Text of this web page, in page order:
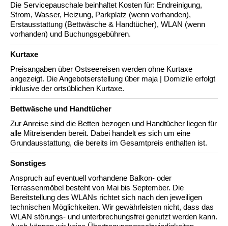
Die Servicepauschale beinhaltet Kosten für: Endreinigung,
Strom, Wasser, Heizung, Parkplatz (wenn vorhanden),
Erstausstattung (Bettwäsche & Handtücher), WLAN (wenn
vorhanden) und Buchungsgebühren.
Kurtaxe
Preisangaben über Ostseereisen werden ohne Kurtaxe
angezeigt. Die Angebotserstellung über maja | Domizile erfolgt
inklusive der ortsüblichen Kurtaxe.
Bettwäsche und Handtücher
Zur Anreise sind die Betten bezogen und Handtücher liegen für
alle Mitreisenden bereit. Dabei handelt es sich um eine
Grundausstattung, die bereits im Gesamtpreis enthalten ist.
Sonstiges
Anspruch auf eventuell vorhandene Balkon- oder
Terrassenmöbel besteht von Mai bis September. Die
Bereitstellung des WLANs richtet sich nach den jeweiligen
technischen Möglichkeiten. Wir gewährleisten nicht, dass das
WLAN störungs- und unterbrechungsfrei genutzt werden kann.